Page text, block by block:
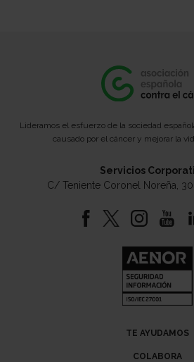
Lideramos el esfuerzo de la sociedad
causado por el cáncer y mejorar la
Servicios
C/ Teniente Coronel Noreña,
TE AYUDAMOS
COLABORA